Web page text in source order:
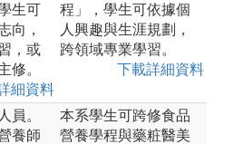
生可
向，
，或
修。
細資料
程」，學生可依據個
人興趣與生涯規劃，
跨領域專業學習。
下載詳細資料
員。
養師
本系學生可跨修食品
營養學程與藥粧醫美